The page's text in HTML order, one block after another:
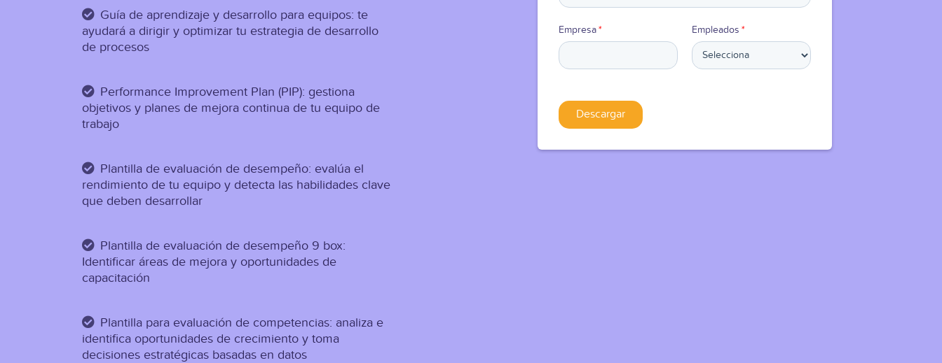
Empresa* Empleados *
Guía de aprendizaje y desarrollo para equipos: te
ayudará a dirigir y optimizar tu estrategia de desarrollo
de procesos
Performance Improvement Plan (PIP): gestiona
objetivos y planes de mejora continua de tu equipo de
trabajo
Plantilla de evaluación de desempeño: evalúa el
rendimiento de tu equipo y detecta las habilidades clave
que deben desarrollar
Plantilla de evaluación de desempeño 9 box:
Identificar áreas de mejora y oportunidades de
capacitación
Plantilla para evaluación de competencias: analiza e
identifica oportunidades de crecimiento y toma
decisiones estratégicas basadas en datos